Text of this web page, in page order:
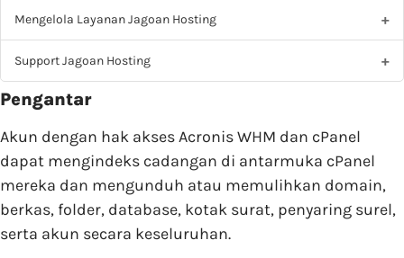
Mengelola Layanan Jagoan Hosting
Support Jagoan Hosting
Pengantar
Akun dengan hak akses Acronis WHM dan cPanel
dapat mengindeks cadangan di antarmuka cPanel
mereka dan mengunduh atau memulihkan domain,
berkas, folder, database, kotak surat, penyaring surel,
serta akun secara keseluruhan.